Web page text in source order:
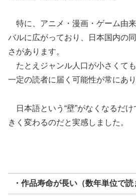
特に、アニメ・漫画・ゲーム由
バルに広がっており、日本国内の
さがあります。
たとえジャンル人口が小さくても
一定の読者に届く可能性が常にあり
日本語という“壁”がなくなるだ
きく変わるのだと実感しました。
・作品寿命が長い（数年単位で読